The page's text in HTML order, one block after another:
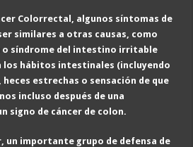
Colorrectal, algunos síntomas de
similares a otras causas, como
o síndrome del intestino irritable
los hábitos intestinales (incluyendo
estrechas o sensación de que
incluso después de una
signo de cáncer de colon.
un importante grupo de defensa de